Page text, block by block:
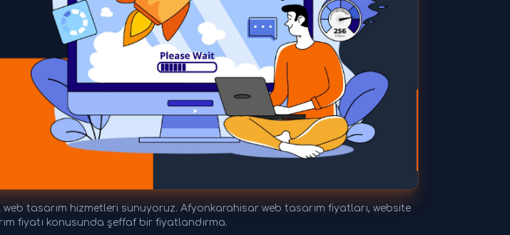
tasarım hizmetleri sunuyoruz. Afyonkarahisar web tasarım fiyatları, website
fiyatı konusunda şeffaf bir fiyatlandırma.